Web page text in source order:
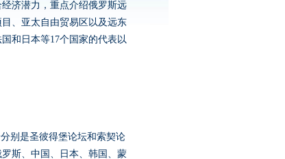
济潜力，重点介绍俄罗斯远
、亚太自由贸易区以及远东
和日本等17个国家的代表以
别是圣彼得堡论坛和索契论
斯、中国、日本、韩国、蒙